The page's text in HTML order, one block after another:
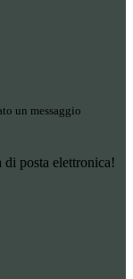
un messaggio
posta elettronica!